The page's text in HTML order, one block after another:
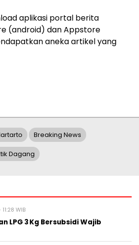
aplikasi portal berita
(android) dan Appstore
aneka artikel yang
Breaking News
Dagang
WIB
LPG 3 Kg Bersubsidi Wajib